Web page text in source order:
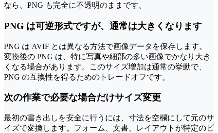
なら、PNG も完全に不透明のままです。
PNG は可逆形式ですが、通常は大きくなります
PNG は AVIF とは異なる方法で画像データを保存します。
変換後の PNG は、特に写真や細部の多い画像でかなり大き
くなる場合があります。このサイズ増加は通常の挙動で、
PNG の互換性を得るためのトレードオフです。
次の作業で必要な場合だけサイズ変更
最初の書き出しを安全に行うには、寸法を空欄にして元のサ
イズで変換します。フォーム、文書、レイアウトが特定のピ